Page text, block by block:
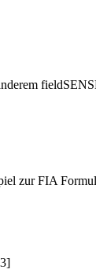
zur FIA